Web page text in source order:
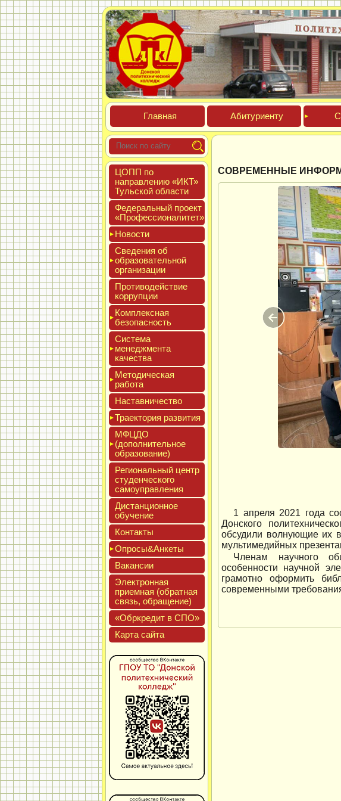
Глав­ная Аби­тури­ен­ту
ЦОПП по
нап­равле­нию «ИКТ»
Туль­ской об­ласти
Феде­раль­ный про­ект
«Про­фес­си­она­литет»
Новос­ти
Све­дения об
об­ра­зова­тель­ной
ор­га­низа­ции
Про­тиво­дей­ствие
кор­рупции
Ком­плексная
бе­зопас­ность
Сис­те­ма
ме­нед­жмен­та
ка­чес­тва
Мето­дичес­кая
ра­бота
Нас­тавни­чес­тво
Тра­ек­то­рия раз­ви­тия
МФЦДО
(до­пол­ни­тель­ное
об­ра­зова­ние)
Реги­ональ­ный центр
сту­ден­ческо­го
са­мо­уп­равле­ния
Дис­танци­он­ное
обу­чение
Кон­такты
Опро­сы&Анке­ты
Вакан­сии
Элек­трон­ная
при­ем­ная (об­ратная
связь, об­ра­щение)
«Обркре­дит в СПО»
Кар­та сай­та
СОВРЕМЕННЫЕ
1 апреля 2021 года
Донского
обсудили волнующие их
мультимедийных
Членам научного
особенности научной
грамотно оформить
современными